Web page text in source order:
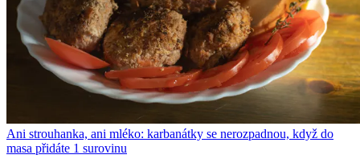
Ani strouhanka, ani mléko: karbanátky se nerozpadnou, když do
masa přidáte 1 surovinu